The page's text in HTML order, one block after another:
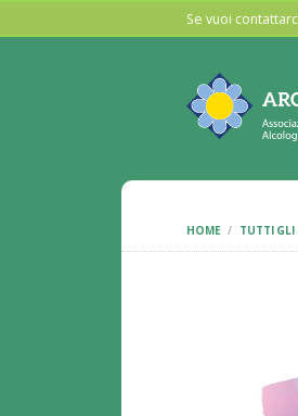
Se vuoi
HOME TUTTI GLI